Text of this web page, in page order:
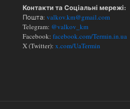
Контакти та Соціальні мережі:
Пошта: valkov.km@gmail.com
Telegram: @valkov_km
Facebook: facebook.com/Termin.in.ua
X (Twitter): x.com/UaTermin